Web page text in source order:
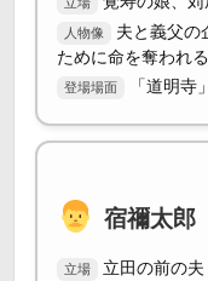
人物像
夫と義父の
ために命を奪われる
登場場面 「道明寺」
宿禰太郎
立場 立田の前の夫